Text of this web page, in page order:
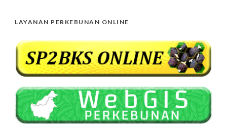
LAYANAN PERKEBUNAN ONLINE